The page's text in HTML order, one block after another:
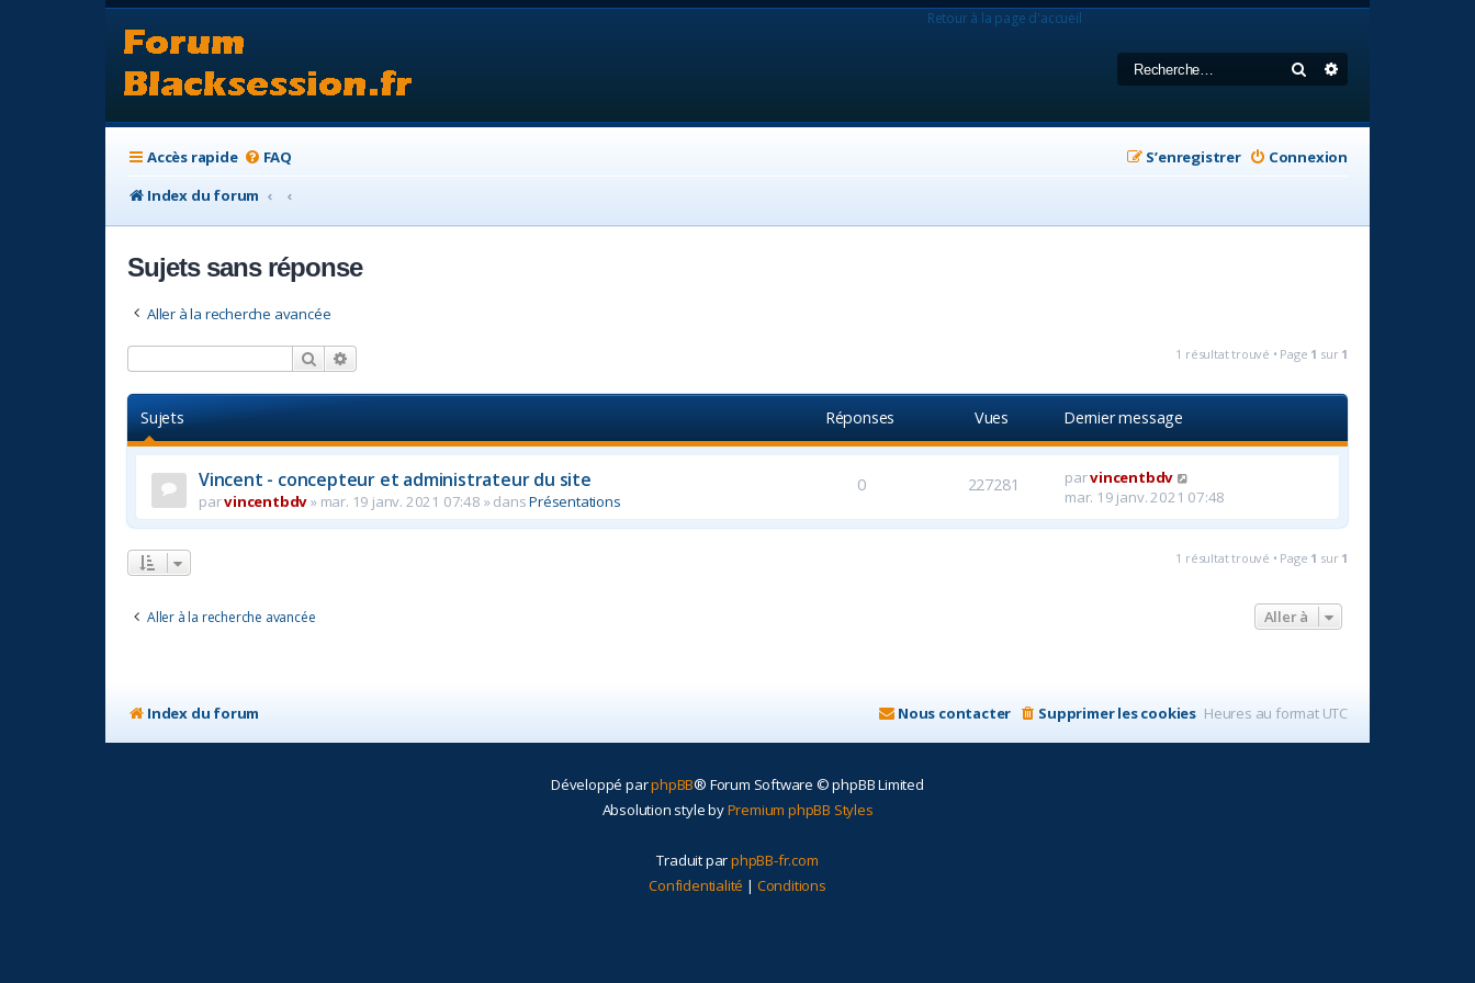
Rechercher
Retour à la page d'accueil
Accès rapide FAQ Connexion
S’enregistrer
Index du forum
Sujets sans réponse
Aller à la recherche avancée
Rechercher 1 résultat trouvé • Page 1 sur 1
Sujets Réponses Vues Dernier message
Vincent - concepteur et administrateur du site
parvincentbdv» mar. 19 janv. 2021 07:48 » dansPrésentations
0 227281 parvincentbdv
mar. 19 janv. 2021 07:48
1 résultat trouvé • Page 1 sur 1
Aller à la recherche avancée Aller à
Index du forum Heures au format UTC
Supprimer les cookies
Nous contacter
Développé parphpBB® Forum Software © phpBB Limited
Absolution style byPremium phpBB Styles
Traduit parphpBB-fr.com
Confidentialité | Conditions